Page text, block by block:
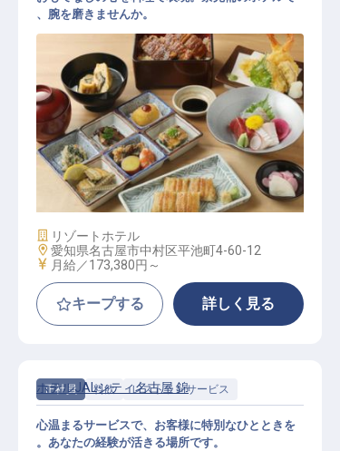
調理スタッフ【名古屋プリンスホテ
ル スカイタワー】
、腕を磨きませんか。
施設業態
リゾートホテル
勤務地
愛知県名古屋市中村区平池町4-60-12
給与
月給／173,380円～
キープする 詳しく見る
正社員 料飲 レストランサービス
ホテルJALシティ名古屋 錦
心温まるサービスで、お客様に特別なひとときを
。あなたの経験が活きる場所です。